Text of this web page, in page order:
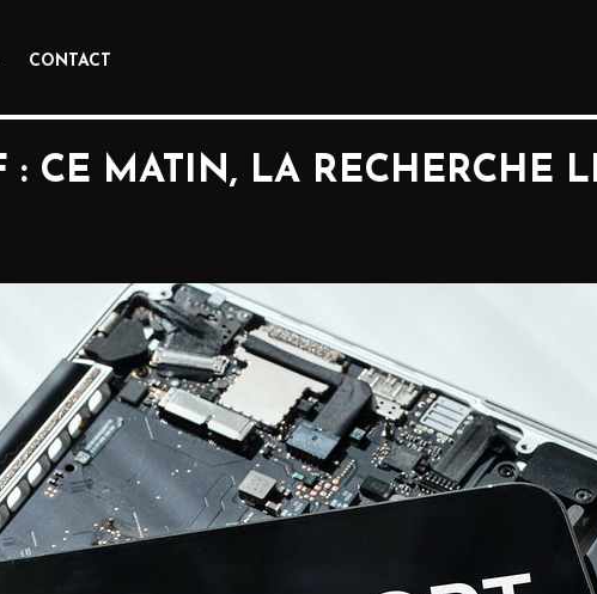
CONTACT
CE MATIN, LA RECHERCHE